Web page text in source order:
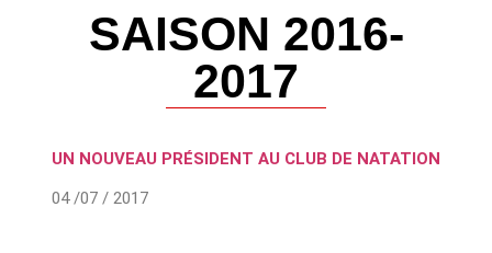
SAISON 2016-
2017
UN NOUVEAU PRÉSIDENT AU CLUB DE NATATION
04 /07 / 2017